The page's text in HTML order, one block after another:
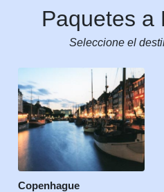
Paquetes a
Seleccione el
Copenhague